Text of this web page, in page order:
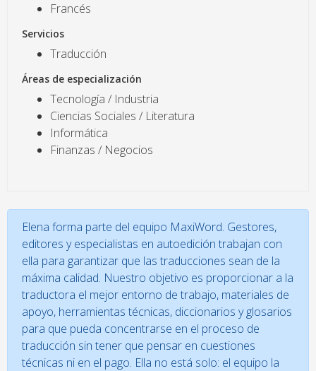
Francés
Servicios
Traducción
Áreas de especialización
Tecnología / Industria
Ciencias Sociales / Literatura
Informática
Finanzas / Negocios
Elena forma parte del equipo MaxiWord. Gestores,
editores y especialistas en autoedición trabajan con
ella para garantizar que las traducciones sean de la
máxima calidad. Nuestro objetivo es proporcionar a la
traductora el mejor entorno de trabajo, materiales de
apoyo, herramientas técnicas, diccionarios y glosarios
para que pueda concentrarse en el proceso de
traducción sin tener que pensar en cuestiones
técnicas ni en el pago. Ella no está solo: el equipo la